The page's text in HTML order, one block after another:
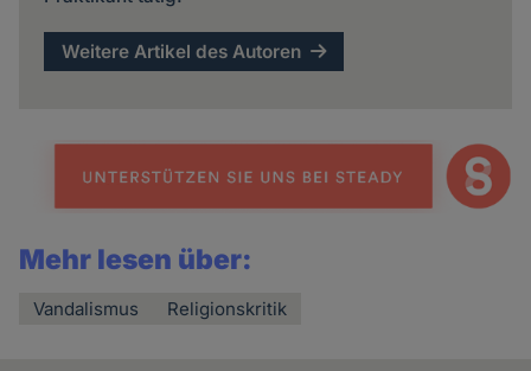
Weitere Artikel des Autoren
Mehr lesen über:
Vandalismus Religionskritik